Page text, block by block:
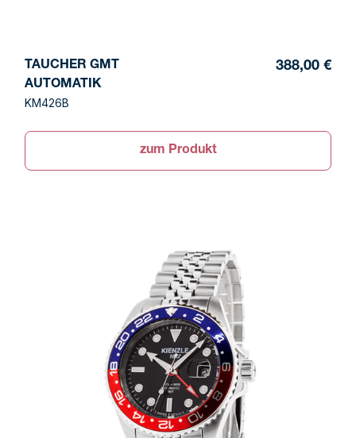
TAUCHER GMT
AUTOMATIK
KM426B
388,00 €
zum Produkt